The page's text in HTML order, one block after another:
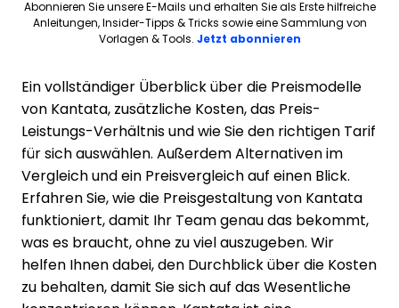
Abonnieren Sie unsere E-Mails und erhalten Sie als Erste hilfreiche
Anleitungen, Insider-Tipps & Tricks sowie eine Sammlung von
Vorlagen & Tools. Jetzt abonnieren
Ein vollständiger Überblick über die Preismodelle
von Kantata, zusätzliche Kosten, das Preis-
Leistungs-Verhältnis und wie Sie den richtigen Tarif
für sich auswählen. Außerdem Alternativen im
Vergleich und ein Preisvergleich auf einen Blick.
Erfahren Sie, wie die Preisgestaltung von Kantata
funktioniert, damit Ihr Team genau das bekommt,
was es braucht, ohne zu viel auszugeben. Wir
helfen Ihnen dabei, den Durchblick über die Kosten
zu behalten, damit Sie sich auf das Wesentliche